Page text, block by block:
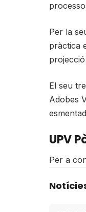
Per la
pràctica
El seu
Adobes
UPV
Per a